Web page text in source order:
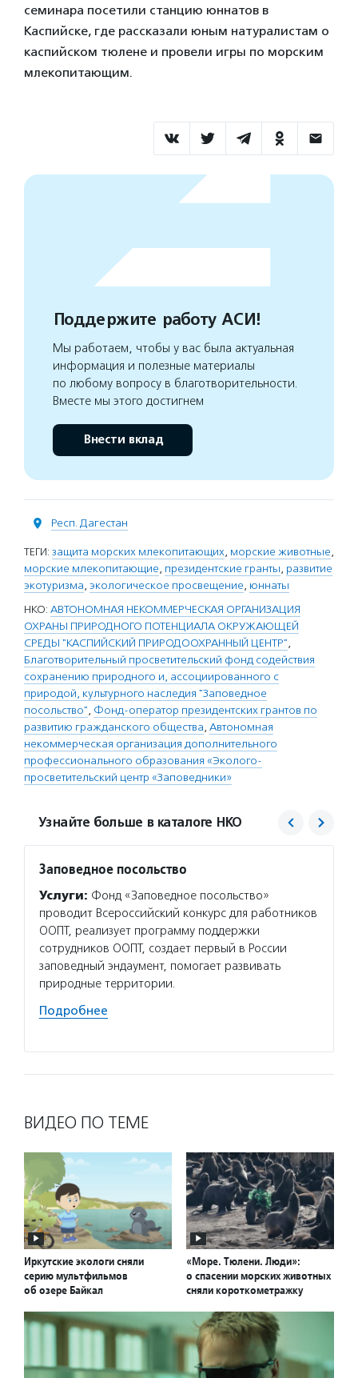
семинара посетили станцию юннатов в
Каспийске, где рассказали юным натуралистам о
каспийском тюлене и провели игры по морским
млекопитающим.
Поддержите работу АСИ!
Мы работаем, чтобы у вас была актуальная
информация и полезные материалы
по любому вопросу в благотворительности.
Вместе мы этого достигнем
Внести вклад
Респ. Дагестан
ТЕГИ: защита морских млекопитающих, морские животные,
морские млекопитающие, президентские гранты, развитие
экотуризма, экологическое просвещение, юннаты
НКО: АВТОНОМНАЯ НЕКОММЕРЧЕСКАЯ ОРГАНИЗАЦИЯ
ОХРАНЫ ПРИРОДНОГО ПОТЕНЦИАЛА ОКРУЖАЮЩЕЙ
СРЕДЫ "КАСПИЙСКИЙ ПРИРОДООХРАННЫЙ ЦЕНТР",
Благотворительный просветительский фонд содействия
сохранению природного и, ассоциированного с
природой, культурного наследия "Заповедное
посольство", Фонд-оператор президентских грантов по
развитию гражданского общества, Автономная
некоммерческая организация дополнительного
профессионального образования «Эколого-
просветительский центр «Заповедники»
Узнайте больше в каталоге НКО
Заповедное посольство
Услуги: Фонд «Заповедное посольство»
проводит Всероссийский конкурс для работников
ООПТ, реализует программу поддержки
сотрудников ООПТ, создает первый в России
заповедный эндаумент, помогает развивать
природные территории.
Подробнее
ВИДЕО ПО ТЕМЕ
Иркутские экологи сняли
серию мультфильмов
об озере Байкал
«Море. Тюлени. Люди»:
о спасении морских животных
сняли короткометражку